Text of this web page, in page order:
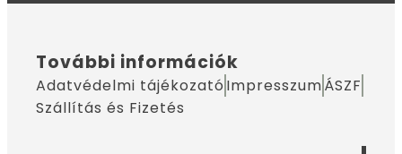
További információk
Adatvédelmi tájékozató ImpresszumÁSZF
Szállítás és Fizetés